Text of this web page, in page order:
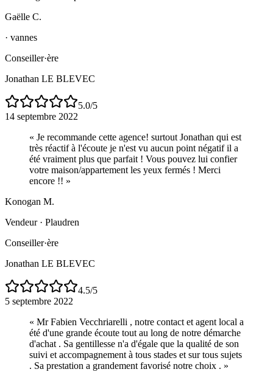
Gaëlle C.
· vannes
Conseiller·ère
Jonathan LE BLEVEC
5.0/5
14 septembre 2022
« Je recommande cette agence! surtout Jonathan qui est
très réactif à l'écoute je n'est vu aucun point négatif il a
été vraiment plus que parfait ! Vous pouvez lui confier
votre maison/appartement les yeux fermés ! Merci
encore !! »
Konogan M.
Vendeur· Plaudren
Conseiller·ère
Jonathan LE BLEVEC
4.5/5
5 septembre 2022
« Mr Fabien Vecchriarelli , notre contact et agent local a
été d'une grande écoute tout au long de notre démarche
d'achat . Sa gentillesse n'a d'égale que la qualité de son
suivi et accompagnement à tous stades et sur tous sujets
. Sa prestation a grandement favorisé notre choix . »